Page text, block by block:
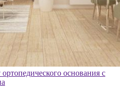
основания с